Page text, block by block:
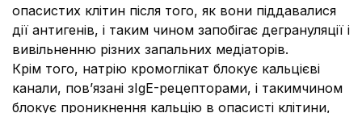
опасистих клітин після того, як вони піддавалися
дії антигенів, і таким чином запобігає дегрануляції і
вивільненню різних запальних медіаторів.
Крім того, натрію кромоглікат блокує кальцієві
канали, пов’язані зIgE-рецепторами, і такимчином
блокує проникнення кальцію в опасисті клітини,